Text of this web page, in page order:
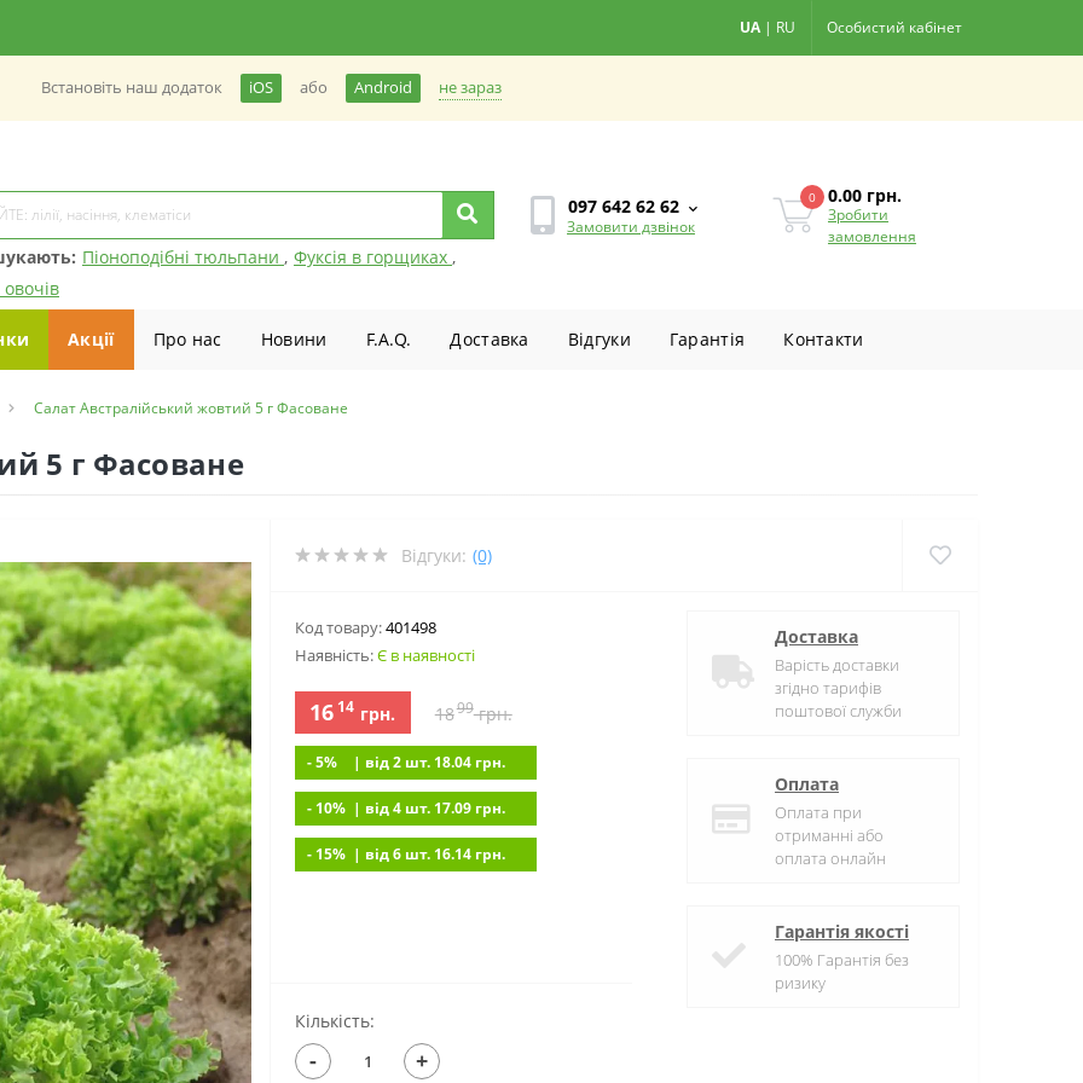
UA | RU Особистий кабінет
Встановiть наш додаток iOS або Android не зараз
Піоноподібні тюльпани , Фуксія в горщиках ,
097 642 62 62
Замовити дзвінок
0 0.00 грн.
Зробити
замовлення
Акції Про нас Новини F.A.Q. Доставка Вiдгуки Гарантiя Контакти
Салат Австралійський жовтий 5 г Фасоване
5 г Фасоване
Відгуки: (0)
Код товару:401498
Наявність:Є в наявності
16 14 грн. 1899грн.
- 5% | вiд 2 шт. 18.04 грн.
- 10% | вiд 4 шт. 17.09 грн.
- 15% | вiд 6 шт. 16.14 грн.
Доставка
Варість доставки
згідно тарифів
поштової служби
Оплата
Оплата при
отриманні або
оплата онлайн
Гарантія якості
100% Гарантія без
ризику
Кількість:
- +